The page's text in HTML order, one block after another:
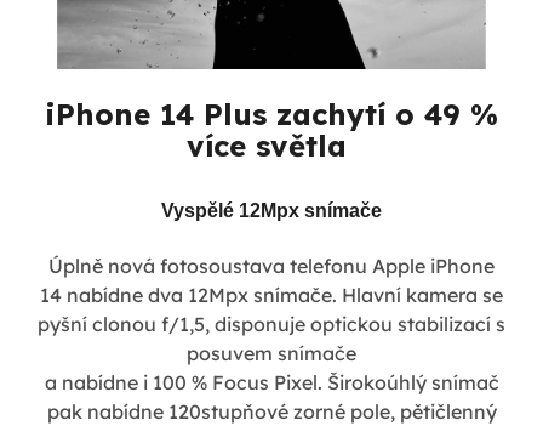
iPhone 14 Plus zachytí o 49 %
více světla
Vyspělé 12Mpx snímače
Úplně nová fotosoustava telefonu Apple iPhone
14 nabídne dva 12Mpx snímače. Hlavní kamera se
pyšní clonou f/1,5, disponuje optickou stabilizací s
posuvem snímače
a nabídne i 100 % Focus Pixel. Širokoúhlý snímač
pak nabídne 120stupňové zorné pole, pětičlenný